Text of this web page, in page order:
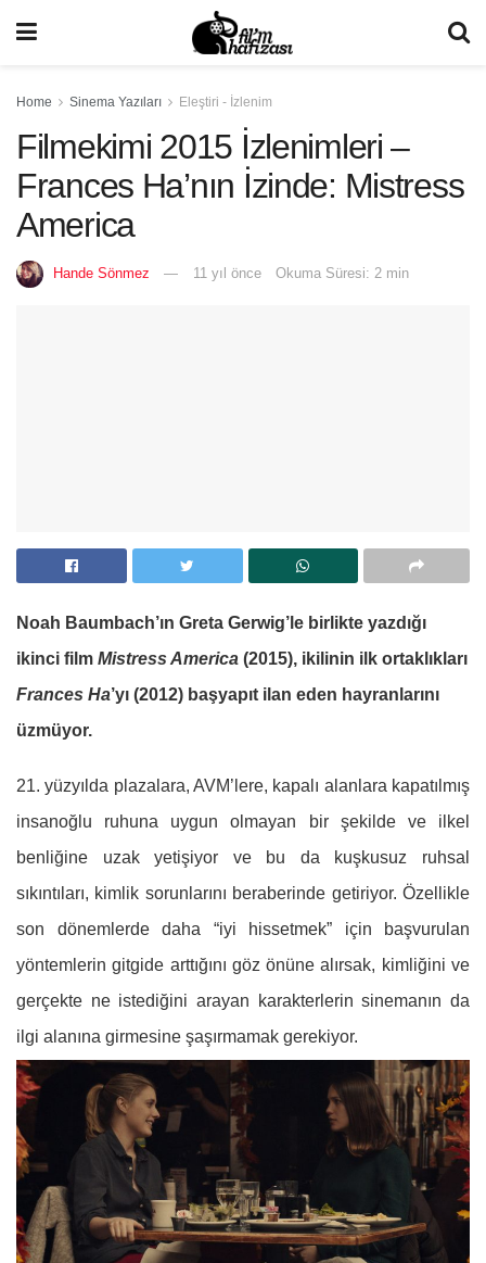
Home Sinema Yazıları Eleştiri - İzlenim
Filmekimi 2015 İzlenimleri –
Frances Ha’nın İzinde: Mistress
America
Hande Sönmez 11 yıl önce Okuma Süresi: 2 min
Noah Baumbach’ın Greta Gerwig’le birlikte yazdığı
ikinci film Mistress America (2015), ikilinin ilk ortaklıkları
Frances Ha’yı (2012) başyapıt ilan eden hayranlarını
üzmüyor.
21. yüzyılda plazalara, AVM’lere, kapalı alanlara kapatılmış
insanoğlu ruhuna uygun olmayan bir şekilde ve ilkel
benliğine uzak yetişiyor ve bu da kuşkusuz ruhsal
sıkıntıları, kimlik sorunlarını beraberinde getiriyor. Özellikle
son dönemlerde daha “iyi hissetmek” için başvurulan
yöntemlerin gitgide arttığını göz önüne alırsak, kimliğini ve
gerçekte ne istediğini arayan karakterlerin sinemanın da
ilgi alanına girmesine şaşırmamak gerekiyor.